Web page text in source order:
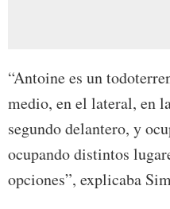
“Antoine es un
medio, en el lateral, en
segundo delantero, y
ocupando distintos
opciones”, explicaba